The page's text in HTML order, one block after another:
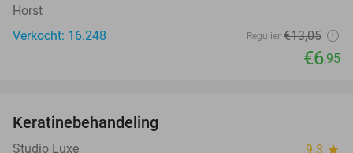
Horst
Verkocht: 16.248
Regulier €13,05
€6,95
Keratinebehandeling
Studio Luxe 9.3 star